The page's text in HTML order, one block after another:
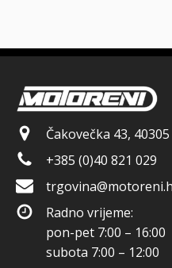
Čakovečka 43,
+385 (0)40 821 029
Radno vrijeme:
pon-pet 7:00 – 16:00
subota 7:00 – 12:00